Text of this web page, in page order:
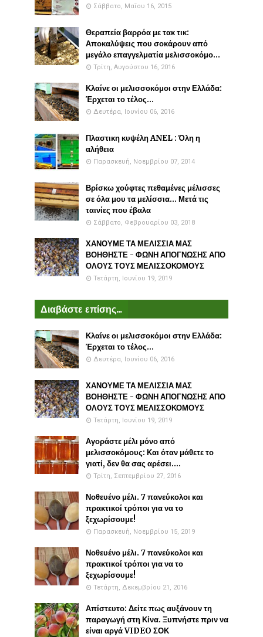
Σάββατο, Μαΐου 16, 2015
Θεραπεία βαρρόα με τακ τικ:
Αποκαλύψεις που σοκάρουν από
μεγάλο επαγγελματία μελισσοκόμο...
Τρίτη, Αυγούστου 16, 2016
Κλαίνε οι μελισσοκόμοι στην Ελλάδα:
Έρχεται το τέλος...
Δευτέρα, Ιουνίου 06, 2016
Πλαστικη κυψέλη ANEL : Όλη η
αλήθεια
Παρασκευή, Νοεμβρίου 07, 2014
Βρίσκω χούφτες πεθαμένες μέλισσες
σε όλα μου τα μελίσσια... Μετά τις
ταινίες που έβαλα
Σάββατο, Φεβρουαρίου 03, 2018
ΧΑΝΟΥΜΕ ΤΑ ΜΕΛΙΣΣΙΑ ΜΑΣ
ΒΟΗΘΗΣΤΕ - ΦΩΝΗ ΑΠΟΓΝΩΣΗΣ ΑΠΟ
ΟΛΟΥΣ ΤΟΥΣ ΜΕΛΙΣΣΟΚΟΜΟΥΣ
Τετάρτη, Ιουνίου 19, 2019
Διαβάστε επίσης...
Κλαίνε οι μελισσοκόμοι στην Ελλάδα:
Έρχεται το τέλος...
Δευτέρα, Ιουνίου 06, 2016
ΧΑΝΟΥΜΕ ΤΑ ΜΕΛΙΣΣΙΑ ΜΑΣ
ΒΟΗΘΗΣΤΕ - ΦΩΝΗ ΑΠΟΓΝΩΣΗΣ ΑΠΟ
ΟΛΟΥΣ ΤΟΥΣ ΜΕΛΙΣΣΟΚΟΜΟΥΣ
Τετάρτη, Ιουνίου 19, 2019
Αγοράστε μέλι μόνο από
μελισσοκόμους: Και όταν μάθετε το
γιατί, δεν θα σας αρέσει....
Τρίτη, Σεπτεμβρίου 27, 2016
Νοθευένο μέλι. 7 πανεύκολοι και
πρακτικοί τρόποι για να το
ξεχωρίσουμε!
Παρασκευή, Νοεμβρίου 15, 2019
Νοθευένο μέλι. 7 πανεύκολοι και
πρακτικοί τρόποι για να το
ξεχωρίσουμε!
Τετάρτη, Δεκεμβρίου 21, 2016
Απίστευτο: Δείτε πως αυξάνουν τη
παραγωγή στη Κίνα. Ξυπνήστε πριν να
είναι αργά VIDEO ΣΟΚ